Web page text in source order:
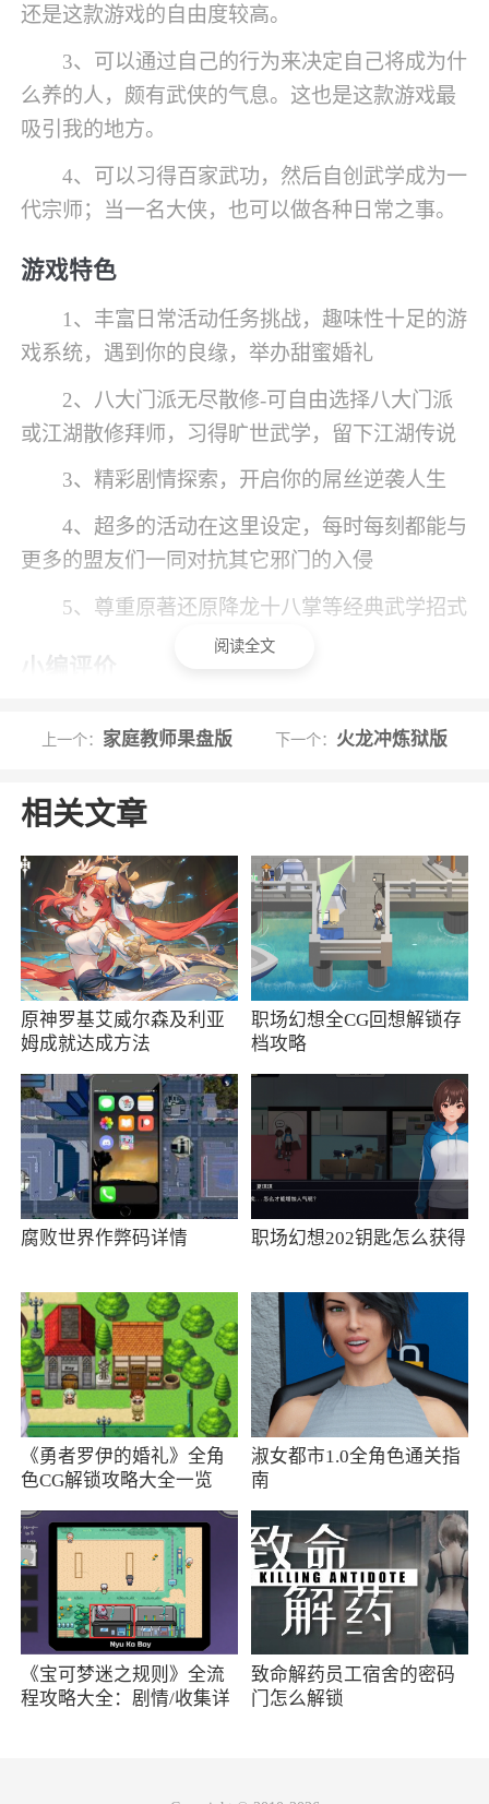
还是这款游戏的自由度较高。
3、可以通过自己的行为来决定自己将成为什
么养的人，颇有武侠的气息。这也是这款游戏最
吸引我的地方。
4、可以习得百家武功，然后自创武学成为一
代宗师；当一名大侠，也可以做各种日常之事。
游戏特色
1、丰富日常活动任务挑战，趣味性十足的游
戏系统，遇到你的良缘，举办甜蜜婚礼
2、八大门派无尽散修-可自由选择八大门派
或江湖散修拜师，习得旷世武学，留下江湖传说
3、精彩剧情探索，开启你的屌丝逆袭人生
4、超多的活动在这里设定，每时每刻都能与
更多的盟友们一同对抗其它邪门的入侵
5、尊重原著还原降龙十八掌等经典武学招式
择门派修炼和拜师，不断学习更多旷世武功，还
尽自由的特色武侠世界，超级丰富的冒险体系，
多种不同的武侠对决玩法，带给你最轻松逗趣的
武侠世界体验
2、《暴走英雄坛游戏》是一款画面简约魔性
的角色扮演类手游，游戏为大家展现了武侠游戏
的另一种可能性，全新的武侠剧情都会在这里呈
现给玩家，同时在游戏中玩家可以学习各种丰富
同时黑暗中的势力也会盯上你，你需要随时做好
战斗准备
3、暴走英雄坛游戏是一款充满特色的武侠题
材手游，游戏采用漫画风格，给人眼前一亮的感
觉，游戏内容丰富而有趣，玩家们将要一步一步
下载体验吧
4、暴走英雄坛是一款休闲益智向游戏，这款
游戏画风有趣，夸张的线条让你忍俊不禁。游戏
中玩法多样，是善是恶由你自己选择，多个门派
任你选择，让你有机会学习绝世武功，变成天下
5、暴走英雄坛是一款非常有意思的角色扮演
类手机游戏，这款游戏的的画面非常简洁，但游
戏的脑洞非常大，多样的武林绝学等你修炼，玩
家需要从一个普通人不断修炼武功成为武林高
手，玩起来非常有趣，喜欢的朋友快来下载体验
阅读全文
上一个： 家庭教师果盘版 下一个： 火龙冲炼狱版
相关文章
原神罗基艾威尔森及利亚
姆成就达成方法
职场幻想全CG回想解锁存
档攻略
腐败世界作弊码详情 职场幻想202钥匙怎么获得
《勇者罗伊的婚礼》全角
色CG解锁攻略大全一览
淑女都市1.0全角色通关指
南
《宝可梦迷之规则》全流
程攻略大全：剧情/收集详
致命解药员工宿舍的密码
门怎么解锁